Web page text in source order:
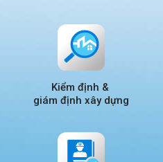
Kiểm định &
giám định xây dựng